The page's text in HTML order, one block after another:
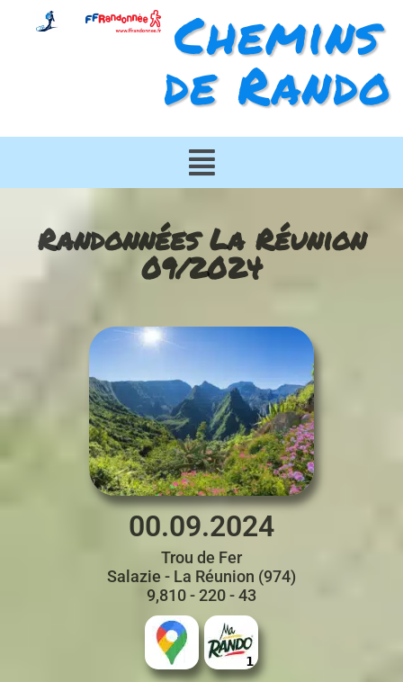
Chemins
de Rando
Randonnées La Réunion
09/2024
00.09.2024
Trou de Fer
Salazie - La Réunion (974)
9,810 - 220 - 43